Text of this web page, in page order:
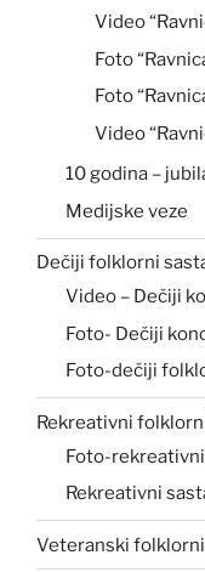
Video
Foto
Foto
Video
10 godina –
Medijske veze
Dečiji folklorni
Video – Dečiji
Foto- Dečiji
Foto-dečiji
Rekreativni
Foto-
Rekreativni
Veteranski